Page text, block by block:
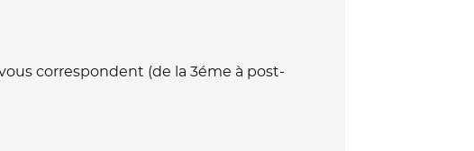
correspondent (de la 3éme à post-